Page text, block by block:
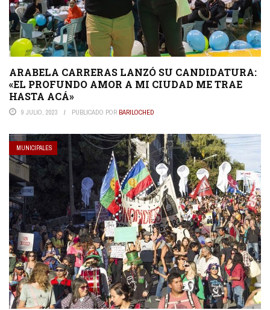
ARABELA CARRERAS LANZÓ SU CANDIDATURA:
«EL PROFUNDO AMOR A MI CIUDAD ME TRAE
HASTA ACÁ»
9 JULIO, 2023 PUBLICADO POR BARILOCHED
MUNICIPALES